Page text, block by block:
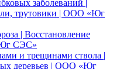
заболеваний |
трутовики | ООО «Юг
| Восстановление
СЭС»
и трещинами ствола |
деревьев | ООО «Юг